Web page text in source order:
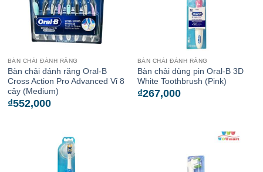
BÀN CHẢI ĐÁNH RĂNG
Bàn chải đánh răng Oral-B
Cross Action Pro Advanced Vỉ 8
cây (Medium)
₫552,000
BÀN CHẢI ĐÁNH RĂNG
Bàn chải dùng pin Oral-B 3D
White Toothbrush (Pink)
₫267,000